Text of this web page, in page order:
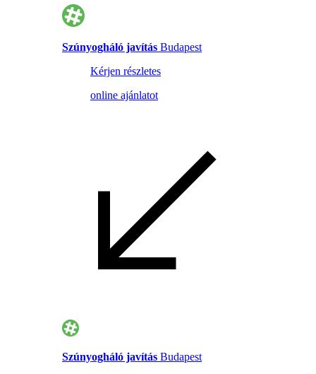
Szúnyogháló javítás Budapest
Kérjen részletes
online ajánlatot
Szúnyogháló javítás Budapest